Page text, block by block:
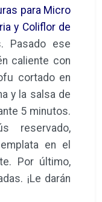
para Micro
y Coliflor de
Pasado ese
caliente con
cortado en
y la salsa de
5 minutos.
reservado,
en el
Por último,
¡Le darán